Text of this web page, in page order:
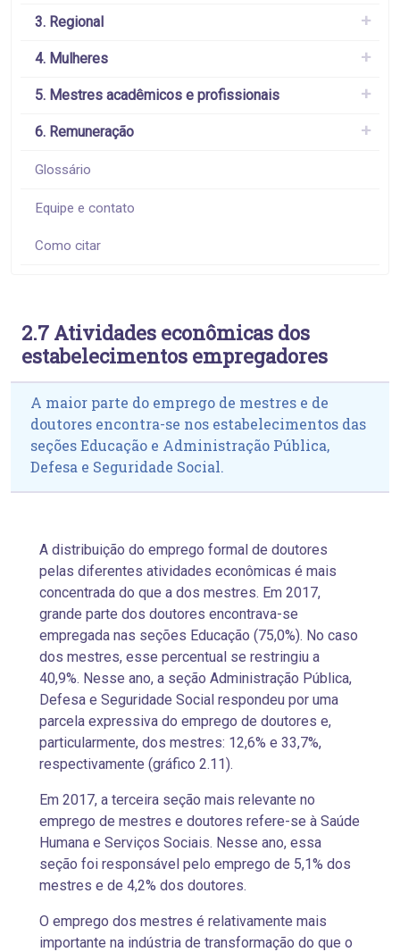
3. Regional
4. Mulheres
5. Mestres acadêmicos e profissionais
6. Remuneração
Glossário
Equipe e contato
Como citar
2.7 Atividades econômicas dos
estabelecimentos empregadores
A maior parte do emprego de mestres e de
doutores encontra-se nos estabelecimentos das
seções Educação e Administração Pública,
Defesa e Seguridade Social.
A distribuição do emprego formal de doutores
pelas diferentes atividades econômicas é mais
concentrada do que a dos mestres. Em 2017,
grande parte dos doutores encontrava-se
empregada nas seções Educação (75,0%). No caso
dos mestres, esse percentual se restringiu a
40,9%. Nesse ano, a seção Administração Pública,
Defesa e Seguridade Social respondeu por uma
parcela expressiva do emprego de doutores e,
particularmente, dos mestres: 12,6% e 33,7%,
respectivamente (gráfico 2.11).
Em 2017, a terceira seção mais relevante no
emprego de mestres e doutores refere-se à Saúde
Humana e Serviços Sociais. Nesse ano, essa
seção foi responsável pelo emprego de 5,1% dos
mestres e de 4,2% dos doutores.
O emprego dos mestres é relativamente mais
importante na indústria de transformação do que o